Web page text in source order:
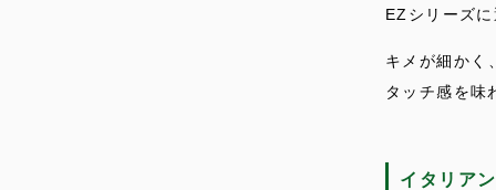
EZシリーズ
キメが細かく
タッチ感を味
イタリア